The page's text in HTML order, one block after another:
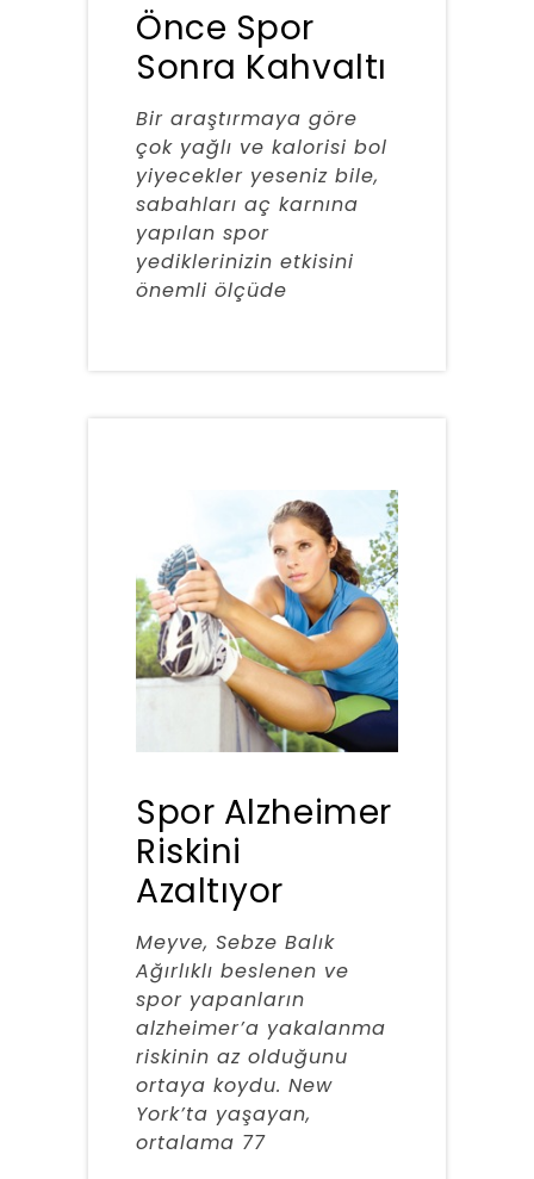
Önce Spor
Sonra Kahvaltı
Bir araştırmaya göre
çok yağlı ve kalorisi bol
yiyecekler yeseniz bile,
sabahları aç karnına
yapılan spor
yediklerinizin etkisini
önemli ölçüde
Spor Alzheimer
Riskini
Azaltıyor
Meyve, Sebze Balık
Ağırlıklı beslenen ve
spor yapanların
alzheimer’a yakalanma
riskinin az olduğunu
ortaya koydu. New
York’ta yaşayan,
ortalama 77